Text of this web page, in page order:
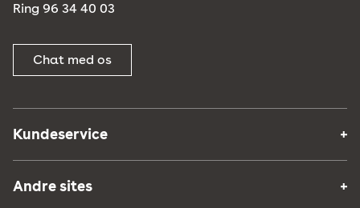
Ring 96 34 40 03
Chat med os
Kundeservice
Andre sites